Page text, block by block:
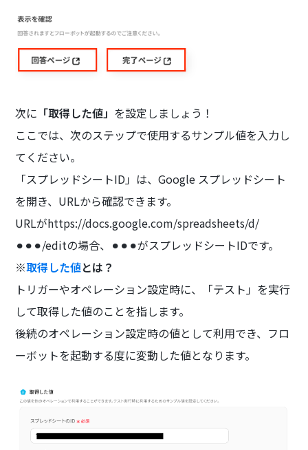
次に 「取得した値」 を設定しましょう！
ここでは、次のステップで使用するサンプル値を入力し
てください。
「スプレッドシートID」は、Google スプレッドシート
を開き、URLから確認できます。
URLがhttps://docs.google.com/spreadsheets/d/
⚫︎⚫︎⚫︎/editの場合、⚫︎⚫︎⚫︎がスプレッドシートIDです。
※取得した値とは？
トリガーやオペレーション設定時に、「テスト」を実行
して取得した値のことを指します。
後続のオペレーション設定時の値として利用でき、フロ
ーボットを起動する度に変動した値となります。